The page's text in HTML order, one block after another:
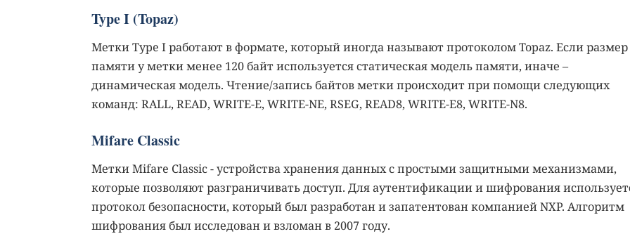
Type I (Topaz)
Метки Type I работают в формате, который иногда называют протоколом Topaz. Если размер
памяти у метки менее 120 байт используется статическая модель памяти, иначе –
динамическая модель. Чтение/запись байтов метки происходит при помощи следующих
команд: RALL, READ, WRITE-E, WRITE-NE, RSEG, READ8, WRITE-E8, WRITE-N8.
Mifare Classic
Метки Mifare Classic - устройства хранения данных с простыми защитными механизмами,
которые позволяют разграничивать доступ. Для аутентификации и шифрования
протокол безопасности, который был разработан и запатентован компанией NXP. Алгоритм
шифрования был исследован и взломан в 2007 году.